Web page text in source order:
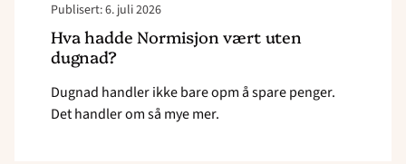
Publisert: 6. juli 2026
Hva hadde Normisjon vært uten
dugnad?
Dugnad handler ikke bare opm å spare penger.
Det handler om så mye mer.